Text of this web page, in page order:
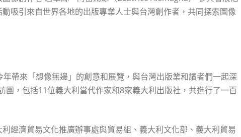
吸引來自世界各地的出版專業人士與台灣創作者，共同探索圖像
帶來「想像無邊」的創意和展覽，與台灣出版業和讀者們一起深
，包括11位義大利當代作家和8家義大利出版社，共進行了一百
經濟貿易文化推廣辦事處與貿易組、義大利文化部、義大利貿易